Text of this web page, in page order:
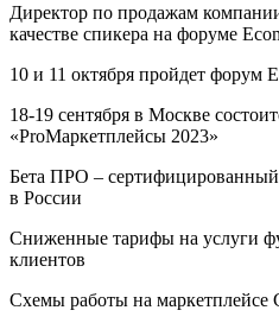
Директор по продажам
качестве спикера на форуме
10 и 11 октября пройдет форум
18-19 сентября в Москве
«ProМаркетплейсы 2023»
Бета ПРО –
в России
Сниженные тарифы на услуги
клиентов
Схемы работы на маркетплейсе